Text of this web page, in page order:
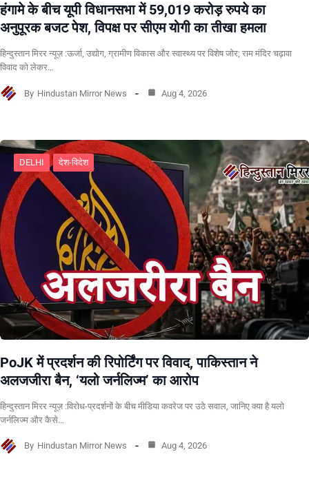
हंगामे के बीच यूपी विधानसभा में 59,019 करोड़ रुपये का
अनुपूरक बजट पेश, विपक्ष पर सीएम योगी का तीखा हमला
हिन्दुस्तान मिरर न्यूज़ :ऊर्जा, उद्योग, ग्रामीण विकास और स्वास्थ्य पर विशेष जोर; राम मंदिर चढ़ावा
विवाद को लेकर…
By Hindustan Mirror News Aug 4, 2026
DELHI देश-विदेश
PoJK में प्रदर्शन की रिपोर्टिंग पर विवाद, पाकिस्तान ने
अलजजीरा बैन, ‘यलो जर्नलिज्म’ का आरोप
हिन्दुस्तान मिरर न्यूज़ :विरोध-प्रदर्शनों के बीच मीडिया कवरेज पर उठे सवाल, जानिए क्या है यलो
जर्नलिज्म और कैसे…
By Hindustan Mirror News Aug 4, 2026